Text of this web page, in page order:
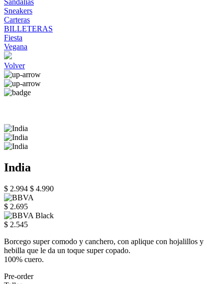
Sandalias
Sneakers
Carteras
BILLETERAS
Fiesta
Vegana
Volver
India
$ 2.994 $ 4.990
$ 2.695
$ 2.545
Borcego super comodo y canchero, con aplique con hojalillos y
hebilla que le da un toque super copado.
100% cuero.
Pre-order